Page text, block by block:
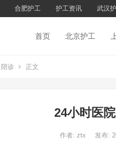
合肥护工 护工资讯 武汉
首页 北京护工
陪诊 正文
24小时医
作者: ztx 发布: